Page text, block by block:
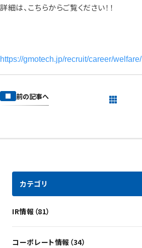
詳細は、こちらからご覧ください！！
https://gmotech.jp/recruit/career/welfare/
前の記事へ
カテゴリ
IR情報（81）
コーポレート情報（34）